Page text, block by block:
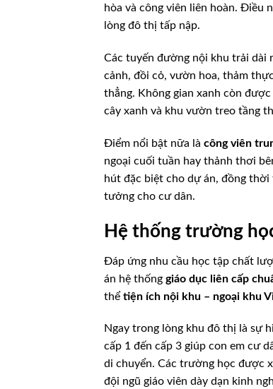
hòa và công viên liên hoàn. Điều
lòng đô thị tấp nập.
Các tuyến đường nội khu trải dài
cảnh, đồi cỏ, vườn hoa, thảm
thẳng. Không gian xanh còn
cây xanh và khu vườn treo tầng
Điểm nổi bật nữa là công viên
ngoại cuối tuần hay thảnh thơi
hút đặc biệt cho dự án, đồng
tưởng cho cư dân.
Hệ thống trường
Đáp ứng nhu cầu học tập chất
án hệ thống giáo dục liên cấp
thể tiện ích nội khu – ngoại khu
Ngay trong lòng khu đô thị là sự
cấp 1 đến cấp 3 giúp con em cư
di chuyển. Các trường học được
đội ngũ giáo viên dày dạn kinh